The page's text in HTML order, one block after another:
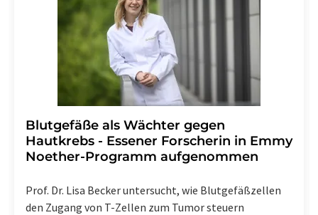
Blutgefäße als Wächter gegen
Hautkrebs - Essener Forscherin in Emmy
Noether-Programm aufgenommen
Prof. Dr. Lisa Becker untersucht, wie Blutgefäßzellen
den Zugang von T-Zellen zum Tumor steuern